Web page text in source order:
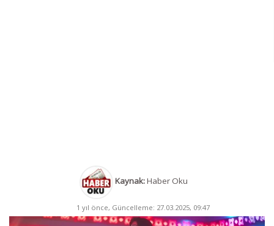
Kaynak:Haber Oku
1 yıl önce, Güncelleme: 27.03.2025, 09:47